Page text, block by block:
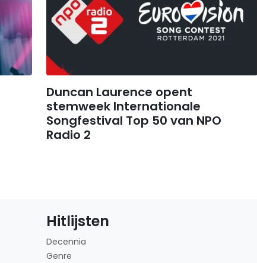
Duncan Laurence opent
stemweek Internationale
Songfestival Top 50 van NPO
Radio 2
Hitlijsten
Decennia
Genre